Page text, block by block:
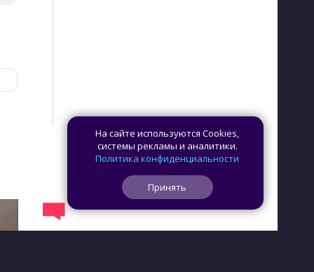
На сайте используются Cookies,
системы рекламы и аналитики.
Политика конфиденциальности
Принять